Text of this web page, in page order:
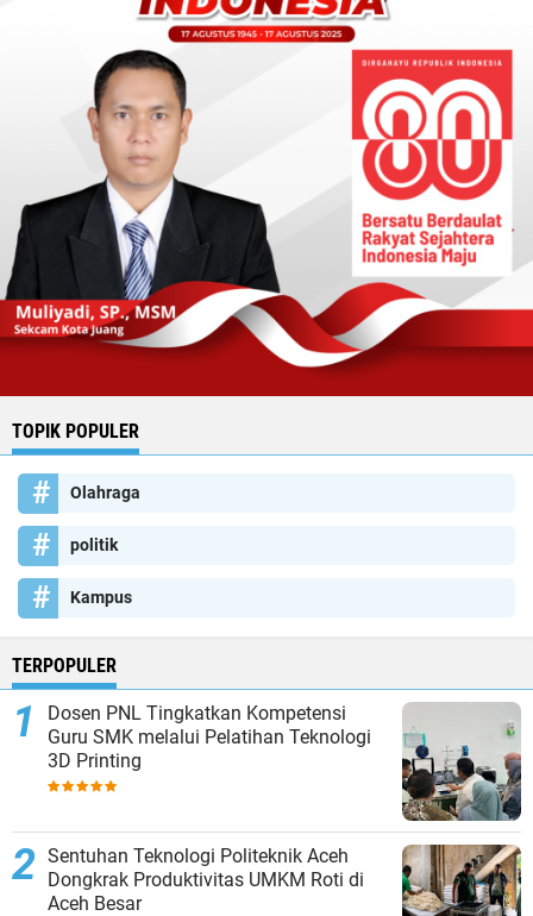
TOPIK POPULER
Olahraga
politik
Kampus
TERPOPULER
Dosen PNL Tingkatkan Kompetensi
Guru SMK melalui Pelatihan Teknologi
3D Printing
Sentuhan Teknologi Politeknik Aceh
Dongkrak Produktivitas UMKM Roti di
Aceh Besar